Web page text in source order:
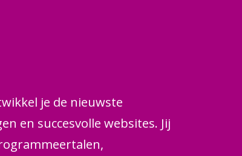
je de nieuwste
en succesvolle websites. Jij